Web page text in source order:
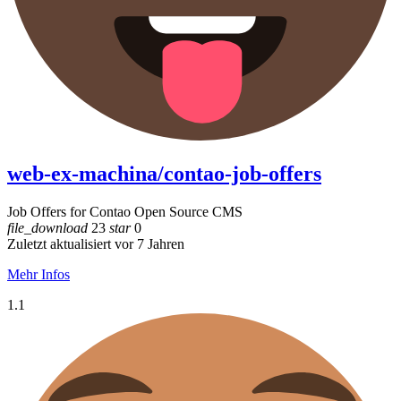
web-ex-machina/contao-job-offers
Job Offers for Contao Open Source CMS
file_download 23 star0
Zuletzt aktualisiert vor 7 Jahren
Mehr Infos
1.1